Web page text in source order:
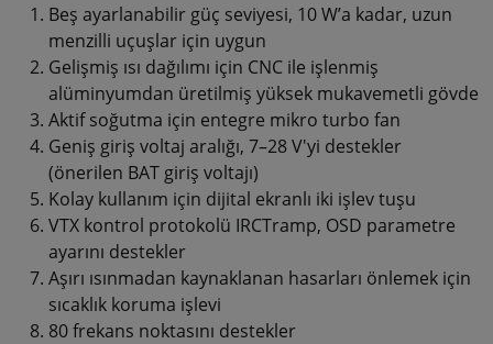
Beş ayarlanabilir güç seviyesi, 10 W’a kadar, uzun
menzilli uçuşlar için uygun
Gelişmiş ısı dağılımı için CNC ile işlenmiş
alüminyumdan üretilmiş yüksek mukavemetli gövde
Aktif soğutma için entegre mikro turbo fan
Geniş giriş voltaj aralığı, 7–28 V'yi destekler
(önerilen BAT giriş voltajı)
Kolay kullanım için dijital ekranlı iki işlev tuşu
VTX kontrol protokolü IRCTramp, OSD parametre
ayarını destekler
Aşırı ısınmadan kaynaklanan hasarları önlemek için
sıcaklık koruma işlevi
80 frekans noktasını destekler